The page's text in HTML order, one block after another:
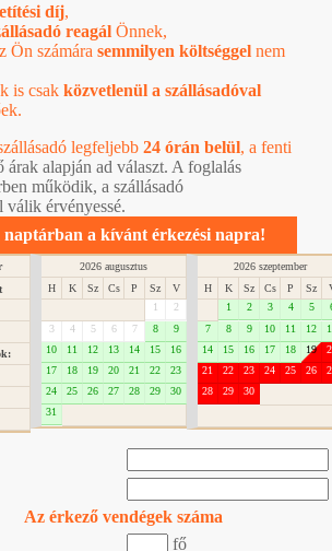
díj,
reagál Önnek,
Ön számára semmilyen költséggel nem
is csak közvetlenül a szállásadóval
legfeljebb 24 órán belül, a fenti
árak alapján ad választ. A foglalás
működik, a szállásadó
válik érvényessé.
a kívánt érkezési napra!
2026 augusztus
H
K Sz Cs P Sz
V
1
2
3
4 5 6 7 8
9
10
11 12 13 14 15
16
17
18 19 20 21 22
23
24
25 26 27 28 29
30
31
2026 szeptember
H
K Sz Cs P Sz
1
2 3 4 5
7
8 9 10 11 12
14
15 16 17 18 19
21
22 23 24 25 26
28
29 30
Az érkező vendégek száma
fő